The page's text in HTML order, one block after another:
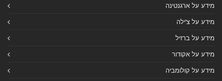
מידע על ארגנטינה
מידע על צ'ילה
מידע על ברזיל
מידע על אקודור
מידע על קולומביה